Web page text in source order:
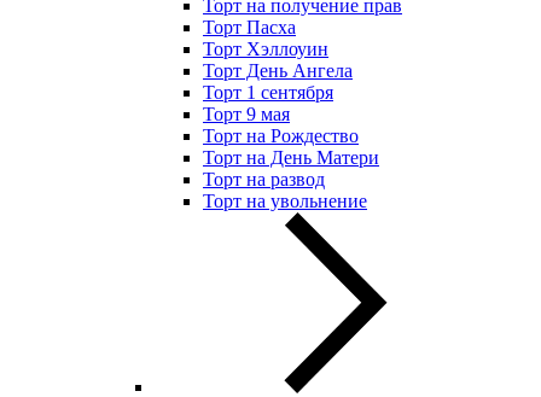
Торт на получение прав
Торт Пасха
Торт Хэллоуин
Торт День Ангела
Торт 1 сентября
Торт 9 мая
Торт на Рождество
Торт на День Матери
Торт на развод
Торт на увольнение